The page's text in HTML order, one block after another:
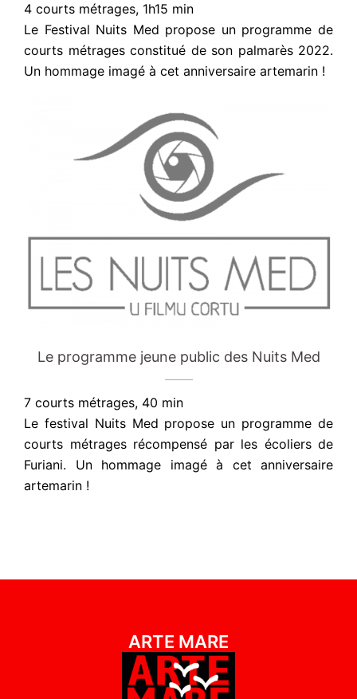
4 courts métrages, 1h15 min
Le Festival Nuits Med propose un programme de
courts métrages constitué de son palmarès 2022.
Un hommage imagé à cet anniversaire artemarin !
Le programme jeune public des Nuits Med
7 courts métrages, 40 min
Le festival Nuits Med propose un programme de
courts métrages récompensé par les écoliers de
Furiani. Un hommage imagé à cet anniversaire
artemarin !
ARTE MARE